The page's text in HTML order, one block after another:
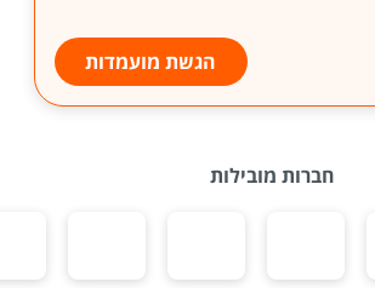
הגשת מועמדות
חברות מובילות